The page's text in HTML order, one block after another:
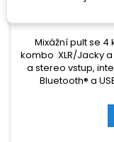
Mixážní pult se 4
kombo XLR/Jacky
a stereo vstup,
Bluetooth® a
rozlišením 48